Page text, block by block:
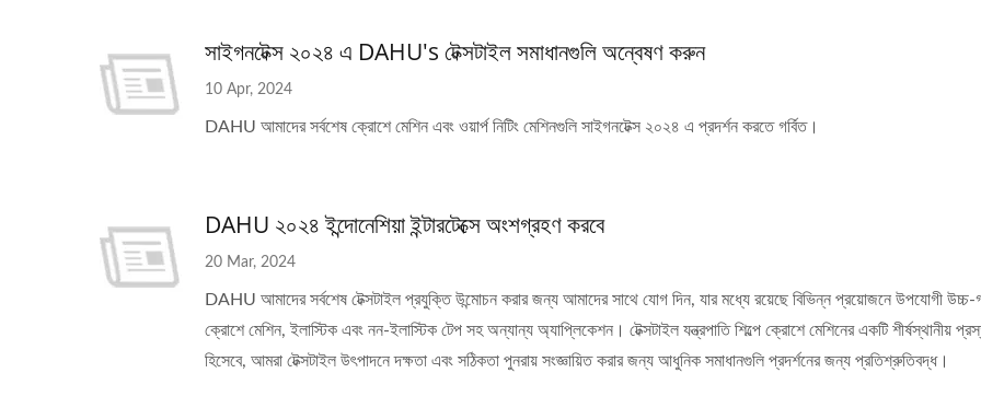
সাইগনটেক্স ২০২৪ এ DAHU's টেক্সটাইল সমাধানগুলি অন্বেষণ করুন
10 Apr, 2024
DAHU আমাদের সর্বশেষ ক্রোশে মেশিন এবং ওয়ার্প নিটিং মেশিনগুলি সাইগনটেক্স ২০২৪ এ প্রদর্শন করতে গর্বিত।
DAHU ২০২৪ ইন্দোনেশিয়া ইন্টারটেক্সে অংশগ্রহণ করবে
20 Mar, 2024
DAHU আমাদের সর্বশেষ টেক্সটাইল প্রযুক্তি উন্মোচন করার জন্য আমাদের সাথে যোগ দিন, যার মধ্যে রয়েছে বিভিন্ন প্রয়োজনে উপযোগী উচ্চ-
ক্রোশে মেশিন, ইলাস্টিক এবং নন-ইলাস্টিক টেপ সহ অন্যান্য অ্যাপ্লিকেশন। টেক্সটাইল যন্ত্রপাতি শিল্পে ক্রোশে মেশিনের একটি শীর্ষস্থানীয়
হিসেবে, আমরা টেক্সটাইল উৎপাদনে দক্ষতা এবং সঠিকতা পুনরায় সংজ্ঞায়িত করার জন্য আধুনিক সমাধানগুলি প্রদর্শনের জন্য প্রতিশ্রুতিবদ্ধ।